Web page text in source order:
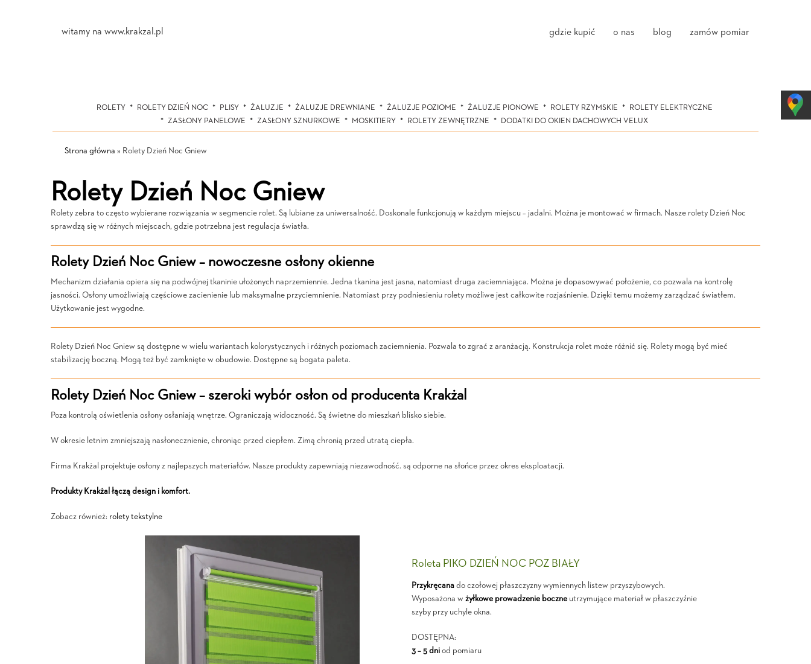
witamy na www.krakzal.pl gdzie kupić o nas blog zamów pomiar
ROLETY ROLETY DZIEŃ NOC PLISY ŻALUZJE ŻALUZJE DREWNIANE ŻALUZJE POZIOME ŻALUZJE PIONOWE ROLETY RZYMSKIE
ROLETY ELEKTRYCZNE
ZASŁONY PANELOWE
ZASŁONY SZNURKOWE MOSKITIERY ROLETY ZEWNĘTRZNE DODATKI DO OKIEN DACHOWYCH VELUX
Strona główna » Rolety Dzień Noc Gniew
Rolety Dzień Noc Gniew
Rolety zebra to często wybierane rozwiązania w segmencie rolet. Są lubiane za uniwersalność. Doskonale funkcjonują w każdym miejscu – jadalni. Można je montować w firmach. Nasze rolety Dzień Noc
sprawdzą się w różnych miejscach, gdzie potrzebna jest regulacja światła.
Rolety Dzień Noc Gniew – nowoczesne osłony okienne
Mechanizm działania opiera się na podwójnej tkaninie ułożonych naprzemiennie. Jedna tkanina jest jasna, natomiast druga zaciemniająca. Można je dopasowywać położenie, co pozwala na kontrolę
jasności. Osłony umożliwiają częściowe zacienienie lub maksymalne przyciemnienie. Natomiast przy podniesieniu rolety możliwe jest całkowite rozjaśnienie. Dzięki temu możemy zarządzać światłem.
Użytkowanie jest wygodne.
Rolety Dzień Noc Gniew są dostępne w wielu wariantach kolorystycznych i różnych poziomach zaciemnienia. Pozwala to zgrać z aranżacją. Konstrukcja rolet może różnić się. Rolety mogą być mieć
stabilizację boczną. Mogą też być zamknięte w obudowie. Dostępne są bogata paleta.
Rolety Dzień Noc Gniew – szeroki wybór osłon od producenta Krakżal
Poza kontrolą oświetlenia osłony osłaniają wnętrze. Ograniczają widoczność. Są świetne do mieszkań blisko siebie.
W okresie letnim zmniejszają nasłonecznienie, chroniąc przed ciepłem. Zimą chronią przed utratą ciepła.
Firma Krakżal projektuje osłony z najlepszych materiałów. Nasze produkty zapewniają niezawodność. są odporne na słońce przez okres eksploatacji.
Produkty Krakżal łączą design i komfort.
Zobacz również: rolety tekstylne
Roleta PIKO DZIEŃ NOC POZ BIAŁY
Przykręcana do czołowej płaszczyzny wymiennych listew przyszybowych.
Wyposażona wżyłkowe prowadzenie boczne utrzymujące materiał w płaszczyźnie
szyby przy uchyle okna.
DOSTĘPNA:
3 – 5 dni od pomiaru